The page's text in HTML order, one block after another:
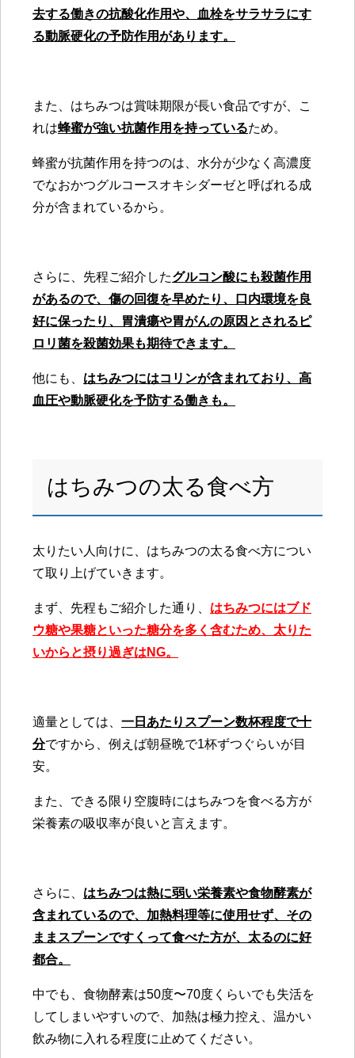
去する働きの抗酸化作用や、血栓をサラサラにす
る動脈硬化の予防作用があります。
また、はちみつは賞味期限が長い食品ですが、こ
れは蜂蜜が強い抗菌作用を持っているため。
蜂蜜が抗菌作用を持つのは、水分が少なく高濃度
でなおかつグルコースオキシダーゼと呼ばれる成
分が含まれているから。
さらに、先程ご紹介したグルコン酸にも殺菌作用
があるので、傷の回復を早めたり、口内環境を良
好に保ったり、胃潰瘍や胃がんの原因とされるピ
ロリ菌を殺菌効果も期待できます。
他にも、 はちみつにはコリンが含まれており、高
血圧や動脈硬化を予防する働きも。
はちみつの太る食べ方
太りたい人向けに、はちみつの太る食べ方につい
て取り上げていきます。
まず、先程もご紹介した通り、 はちみつにはブド
ウ糖や果糖といった糖分を多く含むため、太りた
いからと摂り過ぎはNG。
適量としては、 一日あたりスプーン数杯程度で十
分ですから、例えば朝昼晩で1杯ずつぐらいが目
安。
また、できる限り空腹時にはちみつを食べる方が
栄養素の吸収率が良いと言えます。
さらに、 はちみつは熱に弱い栄養素や食物酵素が
含まれているので、加熱料理等に使用せず、その
ままスプーンですくって食べた方が、太るのに好
都合。
中でも、食物酵素は50度〜70度くらいでも失活を
してしまいやすいので、加熱は極力控え、温かい
飲み物に入れる程度に止めてください。